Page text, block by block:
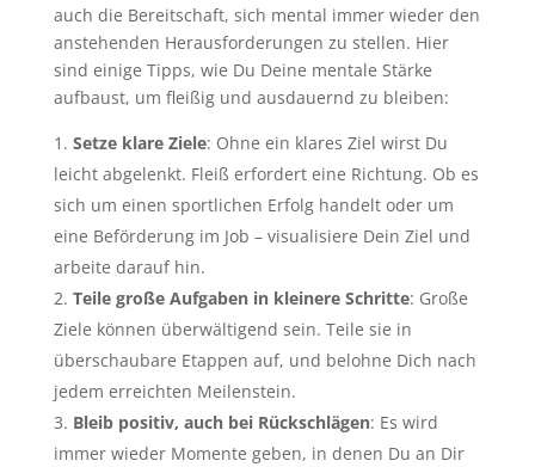
auch die Bereitschaft, sich mental immer wieder den
anstehenden Herausforderungen zu stellen. Hier
sind einige Tipps, wie Du Deine mentale Stärke
aufbaust, um fleißig und ausdauernd zu bleiben:
Setze klare Ziele: Ohne ein klares Ziel wirst Du
leicht abgelenkt. Fleiß erfordert eine Richtung. Ob es
sich um einen sportlichen Erfolg handelt oder um
eine Beförderung im Job – visualisiere Dein Ziel und
arbeite darauf hin.
Teile große Aufgaben in kleinere Schritte: Große
Ziele können überwältigend sein. Teile sie in
überschaubare Etappen auf, und belohne Dich nach
jedem erreichten Meilenstein.
Bleib positiv, auch bei Rückschlägen: Es wird
immer wieder Momente geben, in denen Du an Dir